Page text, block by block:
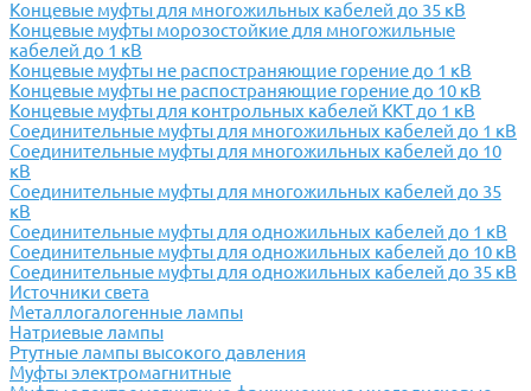
Концевые муфты для многожильных кабелей до 35 кВ
Концевые муфты морозостойкие для многожильные
кабелей до 1 кВ
Концевые муфты не распостраняющие горение до 1 кВ
Концевые муфты не распостраняющие горение до 10 кВ
Концевые муфты для контрольных кабелей ККТ до 1 кВ
Соединительные муфты для многожильных кабелей до 1 кВ
Соединительные муфты для многожильных кабелей до 10
кВ
Соединительные муфты для многожильных кабелей до 35
кВ
Соединительные муфты для одножильных кабелей до 1 кВ
Соединительные муфты для одножильных кабелей до 10 кВ
Соединительные муфты для одножильных кабелей до 35 кВ
Источники света
Металлогалогенные лампы
Натриевые лампы
Ртутные лампы высокого давления
Муфты электромагнитные